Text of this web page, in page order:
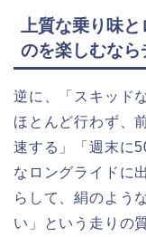
上質な乗り味と
のを楽しむな
逆に、「スキッド
ほとんど行わず、
速する」「週末に
なロングライドに
らして、絹のよう
い」という走りの